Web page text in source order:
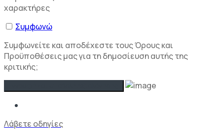
χαρακτήρες
Συμφωνώ
Συμφωνείτε και αποδέχεστε τους Όρους και
Προϋποθέσεις μας για τη δημοσίευση αυτής της
κριτικής;
Λάβετε οδηγίες